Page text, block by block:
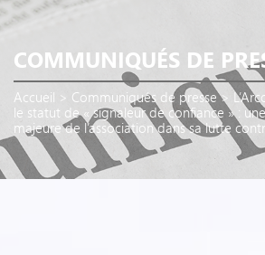
COMMUNIQUÉS DE
Accueil > Communiqués de presse>
le statut de « signaleur de confiance » :
majeure de l’association dans sa lutte